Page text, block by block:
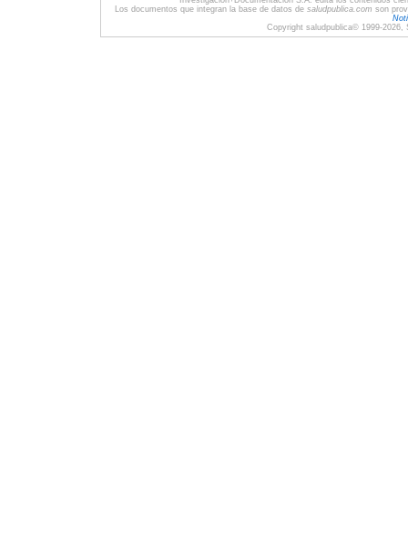
Los documentos que integran la base de datos de saludpublica.com son
Copyright saludpublica© 1999-